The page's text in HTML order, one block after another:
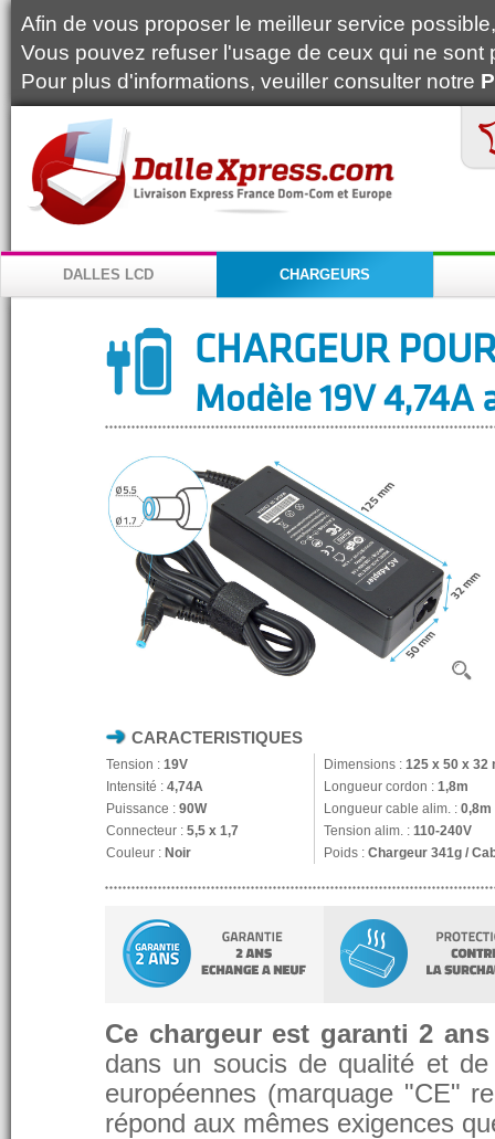
Afin de vous proposer le meilleur service
Vous pouvez refuser l'usage de ceux qui ne
Pour plus d'informations, veuiller consulter notre
DALLES LCD CHARGEURS
CHARGEUR
Modèle 19V 4,74A
CARACTERISTIQUES
Tension : 19V Dimensions : 125 x 50 x 32
Intensité : 4,74A Longueur cordon : 1,8m
Puissance : 90W Longueur cable alim. : 0,8m
Connecteur : 5,5 x 1,7 Tension alim. : 110-240V
Couleur : Noir Poids : Chargeur 341g /
Ce chargeur est garanti 2 ans
dans un soucis de qualité et
européennes (marquage "CE"
répond aux mêmes exigences